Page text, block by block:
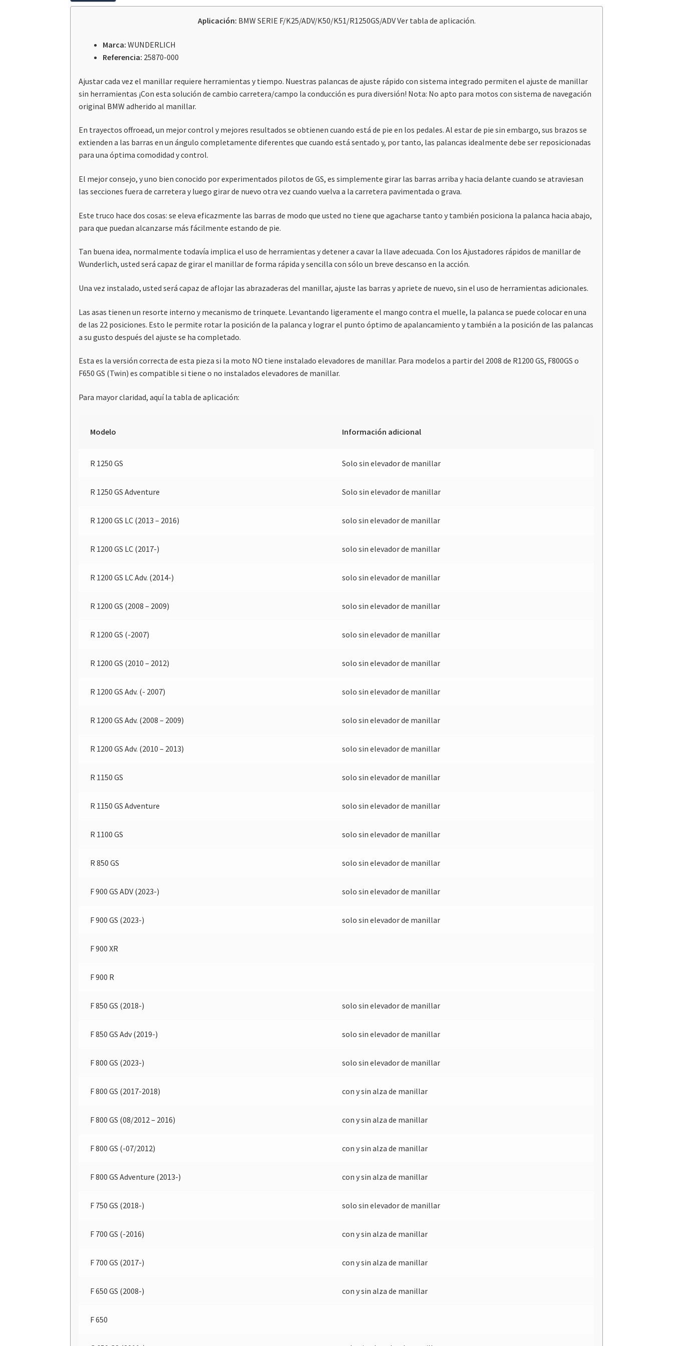
De
Aplicación: BMW SERIE F/K25/ADV/K50/K51/R1250GS/ADV Ver tabla de aplicación.
Marca:WUNDERLICH
Referencia: 25870-000
Ajustar cada vez el manillar requiere herramientas y tiempo. Nuestras palancas de ajuste rápido con sistema integrado permiten el ajuste de manillar
sin herramientas ¡Con esta solución de cambio carretera/campo la conducción es pura diversión! Nota: No apto para motos con sistema de navegación
original BMW adherido al manillar.
En trayectos offroead, un mejor control y mejores resultados se obtienen cuando está de pie en los pedales. Al estar de pie sin embargo, sus brazos se
extienden a las barras en un ángulo completamente diferentes que cuando está sentado y, por tanto, las palancas idealmente debe ser reposicionadas
para una óptima comodidad y control.
El mejor consejo, y uno bien conocido por experimentados pilotos de GS, es simplemente girar las barras arriba y hacia delante cuando se atraviesan
las secciones fuera de carretera y luego girar de nuevo otra vez cuando vuelva a la carretera pavimentada o grava.
Este truco hace dos cosas: se eleva eficazmente las barras de modo que usted no tiene que agacharse tanto y también posiciona la palanca hacia abajo,
para que puedan alcanzarse más fácilmente estando de pie.
Tan buena idea, normalmente todavía implica el uso de herramientas y detener a cavar la llave adecuada. Con los Ajustadores rápidos de manillar de
Wunderlich, usted será capaz de girar el manillar de forma rápida y sencilla con sólo un breve descanso en la acción.
Una vez instalado, usted será capaz de aflojar las abrazaderas del manillar, ajuste las barras y apriete de nuevo, sin el uso de herramientas adicionales.
Las asas tienen un resorte interno y mecanismo de trinquete. Levantando ligeramente el mango contra el muelle, la palanca se puede colocar en una
de las 22 posiciones. Esto le permite rotar la posición de la palanca y lograr el punto óptimo de apalancamiento y también a la posición de las palancas
a su gusto después del ajuste se ha completado.
Esta es la versión correcta de esta pieza si la moto NO tiene instalado elevadores de manillar. Para modelos a partir del 2008 de R1200 GS, F800GS o
F650 GS (Twin) es compatible si tiene o no instalados elevadores de manillar.
Para mayor claridad, aquí la tabla de aplicación:
Modelo Información adicional
R 1250 GS Solo sin elevador de manillar
R 1250 GS Adventure Solo sin elevador de manillar
R 1200 GS LC (2013 – 2016) solo sin elevador de manillar
R 1200 GS LC (2017-) solo sin elevador de manillar
R 1200 GS LC Adv. (2014-) solo sin elevador de manillar
R 1200 GS (2008 – 2009) solo sin elevador de manillar
R 1200 GS (-2007) solo sin elevador de manillar
R 1200 GS (2010 – 2012) solo sin elevador de manillar
R 1200 GS Adv. (- 2007) solo sin elevador de manillar
R 1200 GS Adv. (2008 – 2009) solo sin elevador de manillar
R 1200 GS Adv. (2010 – 2013) solo sin elevador de manillar
R 1150 GS solo sin elevador de manillar
R 1150 GS Adventure solo sin elevador de manillar
R 1100 GS solo sin elevador de manillar
R 850 GS solo sin elevador de manillar
F 900 GS ADV (2023-) solo sin elevador de manillar
F 900 GS (2023-) solo sin elevador de manillar
F 900 XR
F 900 R
F 850 GS (2018-) solo sin elevador de manillar
F 850 GS Adv (2019-) solo sin elevador de manillar
F 800 GS (2023-) solo sin elevador de manillar
F 800 GS (2017-2018) con y sin alza de manillar
F 800 GS (08/2012 – 2016) con y sin alza de manillar
F 800 GS (-07/2012) con y sin alza de manillar
F 800 GS Adventure (2013-) con y sin alza de manillar
F 750 GS (2018-) solo sin elevador de manillar
F 700 GS (-2016) con y sin alza de manillar
F 700 GS (2017-) con y sin alza de manillar
F 650 GS (2008-) con y sin alza de manillar
F 650